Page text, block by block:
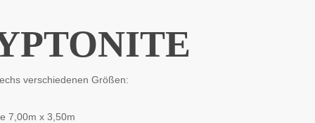
verschiedenen Größen:
7,00m x 3,50m